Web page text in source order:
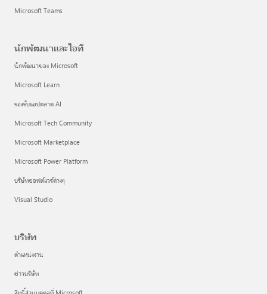
Microsoft Teams
นักพัฒนาและไอที
นักพัฒนาของ Microsoft
Microsoft Learn
รองรับแอปตลาด AI
Microsoft Tech Community
Microsoft Marketplace
Microsoft Power Platform
บริษัทซอฟต์แวร์ต่างๆ
Visual Studio
บริษัท
ตำแหน่งงาน
ข่าวบริษัท